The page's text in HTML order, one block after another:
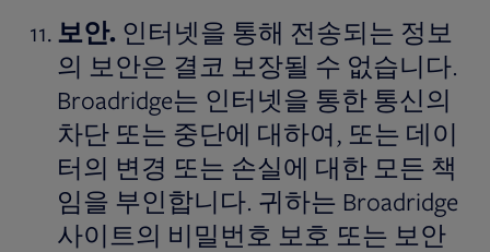
보안. 인터넷을 통해 전송되는 정보
의 보안은 결코 보장될 수 없습니다.
Broadridge는 인터넷을 통한 통신의
차단 또는 중단에 대하여, 또는 데이
터의 변경 또는 손실에 대한 모든 책
임을 부인합니다. 귀하는 Broadridge
사이트의 비밀번호 보호 또는 보안